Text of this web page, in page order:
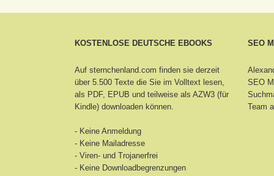
KOSTENLOSE DEUTSCHE EBOOKS
Auf sternchenland.com finden sie derzeit
über 5.500 Texte die Sie im Volltext lesen,
als PDF, EPUB und teilweise als AZW3 (für
Kindle) downloaden können.
- Keine Anmeldung
- Keine Mailadresse
- Viren- und Trojanerfrei
- Keine Downloadbegrenzungen
SEO
SEO
Team